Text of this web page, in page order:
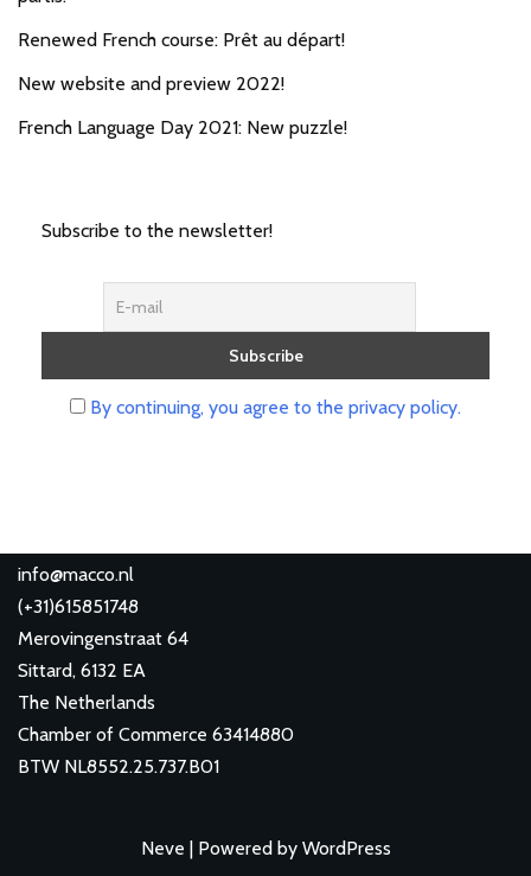
Renewed French course: Prêt au départ!
New website and preview 2022!
French Language Day 2021: New puzzle!
Subscribe to the newsletter!
By continuing, you agree to the privacy policy.
info@macco.nl
(+31)615851748
Merovingenstraat 64
Sittard, 6132 EA
The Netherlands
Chamber of Commerce 63414880
BTW NL8552.25.737.B01
Neve | Powered by WordPress